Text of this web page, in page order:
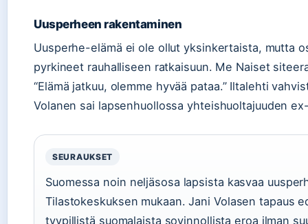
Uusperheen rakentaminen
Uusperhe-elämä ei ole ollut yksinkertaista, mutta
pyrkineet rauhalliseen ratkaisuun. Me Naiset
“Elämä jatkuu, olemme hyvää pataa.” Iltalehti
Volanen sai lapsenhuollossa yhteishuoltajuuden
SEURAUKSET
Suomessa noin neljäsosa lapsista kasvaa
Tilastokeskuksen mukaan. Jani Volasen tapaus
tyypillistä suomalaista sovinnollista eroa ilman